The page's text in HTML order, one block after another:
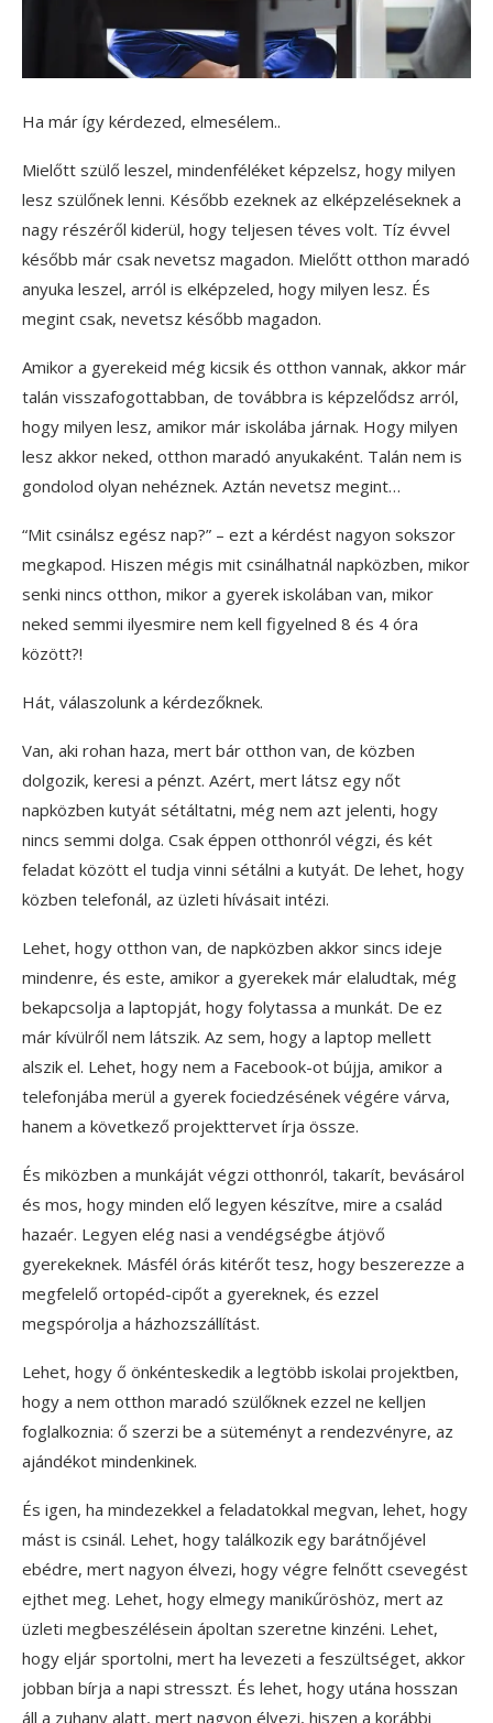
Ha már így kérdezed, elmesélem..
Mielőtt szülő leszel, mindenféléket képzelsz, hogy milyen
lesz szülőnek lenni. Később ezeknek az elképzeléseknek a
nagy részéről kiderül, hogy teljesen téves volt. Tíz évvel
később már csak nevetsz magadon. Mielőtt otthon maradó
anyuka leszel, arról is elképzeled, hogy milyen lesz. És
megint csak, nevetsz később magadon.
Amikor a gyerekeid még kicsik és otthon vannak, akkor már
talán visszafogottabban, de továbbra is képzelődsz arról,
hogy milyen lesz, amikor már iskolába járnak. Hogy milyen
lesz akkor neked, otthon maradó anyukaként. Talán nem is
gondolod olyan nehéznek. Aztán nevetsz megint…
“Mit csinálsz egész nap?” – ezt a kérdést nagyon sokszor
megkapod. Hiszen mégis mit csinálhatnál napközben, mikor
senki nincs otthon, mikor a gyerek iskolában van, mikor
neked semmi ilyesmire nem kell figyelned 8 és 4 óra
között?!
Hát, válaszolunk a kérdezőknek.
Van, aki rohan haza, mert bár otthon van, de közben
dolgozik, keresi a pénzt. Azért, mert látsz egy nőt
napközben kutyát sétáltatni, még nem azt jelenti, hogy
nincs semmi dolga. Csak éppen otthonról végzi, és két
feladat között el tudja vinni sétálni a kutyát. De lehet, hogy
közben telefonál, az üzleti hívásait intézi.
Lehet, hogy otthon van, de napközben akkor sincs ideje
mindenre, és este, amikor a gyerekek már elaludtak, még
bekapcsolja a laptopját, hogy folytassa a munkát. De ez
már kívülről nem látszik. Az sem, hogy a laptop mellett
alszik el. Lehet, hogy nem a Facebook-ot bújja, amikor a
telefonjába merül a gyerek fociedzésének végére várva,
hanem a következő projekttervet írja össze.
És miközben a munkáját végzi otthonról, takarít, bevásárol
és mos, hogy minden elő legyen készítve, mire a család
hazaér. Legyen elég nasi a vendégségbe átjövő
gyerekeknek. Másfél órás kitérőt tesz, hogy beszerezze a
megfelelő ortopéd-cipőt a gyereknek, és ezzel
megspórolja a házhozszállítást.
Lehet, hogy ő önkénteskedik a legtöbb iskolai projektben,
hogy a nem otthon maradó szülőknek ezzel ne kelljen
foglalkoznia: ő szerzi be a süteményt a rendezvényre, az
ajándékot mindenkinek.
És igen, ha mindezekkel a feladatokkal megvan, lehet, hogy
mást is csinál. Lehet, hogy találkozik egy barátnőjével
ebédre, mert nagyon élvezi, hogy végre felnőtt csevegést
ejthet meg. Lehet, hogy elmegy manikűröshöz, mert az
üzleti megbeszélésein ápoltan szeretne kinzéni. Lehet,
hogy eljár sportolni, mert ha levezeti a feszültséget, akkor
jobban bírja a napi stresszt. És lehet, hogy utána hosszan
áll a zuhany alatt, mert nagyon élvezi, hiszen a korábbi